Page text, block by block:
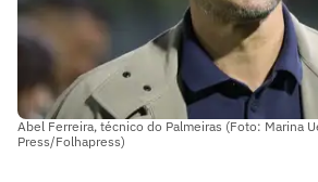
Abel Ferreira, técnico do Palmeiras (Foto: Marina
Press/Folhapress)